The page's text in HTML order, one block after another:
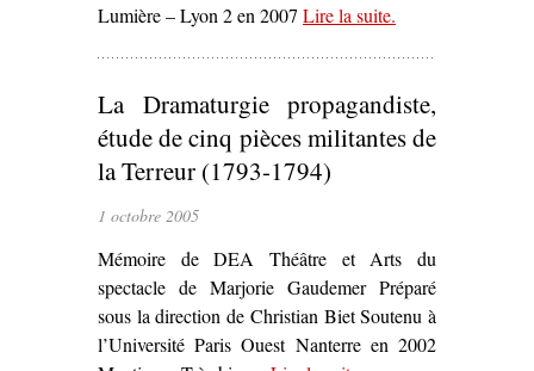
Lumière – Lyon 2 en 2007 Lire la suite– ‘Les Cités du
France, 1989-2007
– Archéologie et
institutionnelle
plurielle’
.
La Dramaturgie propagandiste,
étude de cinq pièces militantes de
la Terreur (1793-1794)
1 octobre 2005
Mémoire de DEA Théâtre et Arts du
spectacle de Marjorie Gaudemer Préparé
sous la direction de Christian Biet Soutenu à
l’Université Paris Ouest Nanterre en 2002